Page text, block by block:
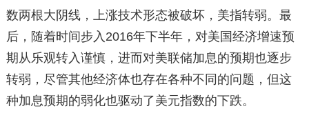
数两根大阴线，上涨技术形态被破坏，美指转弱。最
后，随着时间步入2016年下半年，对美国经济增速预
期从乐观转入谨慎，进而对美联储加息的预期也逐步
转弱，尽管其他经济体也存在各种不同的问题，但这
种加息预期的弱化也驱动了美元指数的下跌。